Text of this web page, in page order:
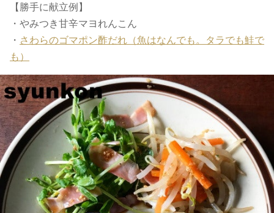
【勝手に献立例】
・やみつき甘辛マヨれんこん
・ さわらのゴマポン酢だれ（魚はなんでも。タラでも鮭で
も）